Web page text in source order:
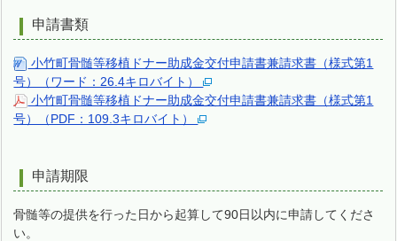
申請書類
小竹町骨髄等移植ドナー助成金交付申請書兼請求書（様式第1
号）（ワード：26.4キロバイト）
小竹町骨髄等移植ドナー助成金交付申請書兼請求書（様式第1
号）（PDF：109.3キロバイト）
申請期限
骨髄等の提供を行った日から起算して90日以内に申請してくださ
い。